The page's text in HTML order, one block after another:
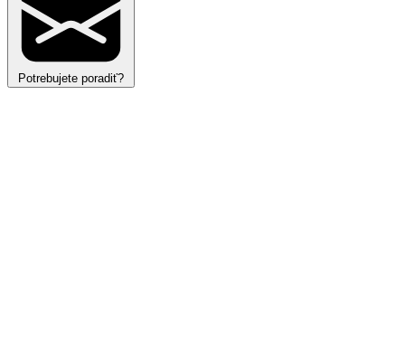
Potrebujete poradiť?